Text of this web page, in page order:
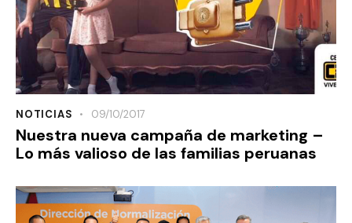
NOTICIAS 09/10/2017
Nuestra nueva campaña de marketing –
Lo más valioso de las familias peruanas